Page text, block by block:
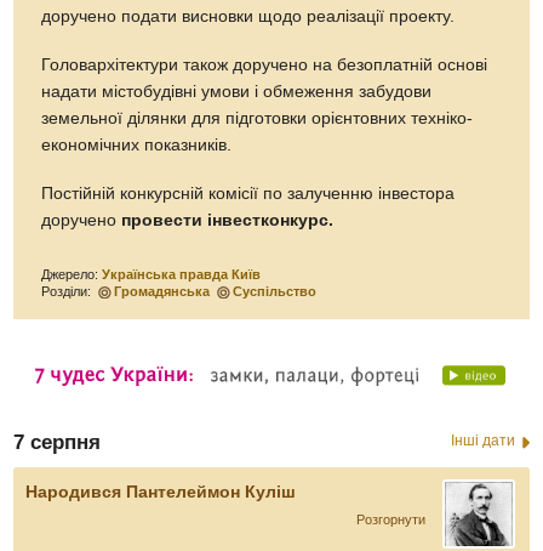
доручено подати висновки щодо реалізації проекту.
Головархітектури також доручено на безоплатній основі
надати містобудівні умови і обмеження забудови
земельної ділянки для підготовки орієнтовних техніко-
економічних показників.
Постійній конкурсній комісії по залученню інвестора
доручено провести інвестконкурс.
Джерело:Українська правда Київ
Розділи:
Громадянська Суспільство
7 серпня Інші дати
Народився Пантелеймон Куліш
Розгорнути